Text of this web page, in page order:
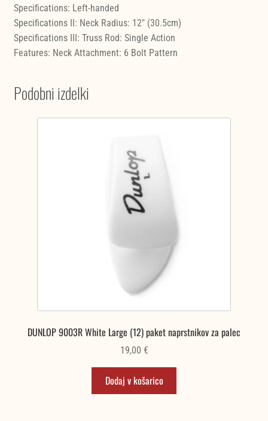
Specifications: Left-handed
Specifications II: Neck Radius: 12" (30.5cm)
Specifications III: Truss Rod: Single Action
Features: Neck Attachment: 6 Bolt Pattern
Podobni izdelki
DUNLOP 9003R White Large (12) paket naprstnikov za palec
19,00 €
Dodaj v košarico